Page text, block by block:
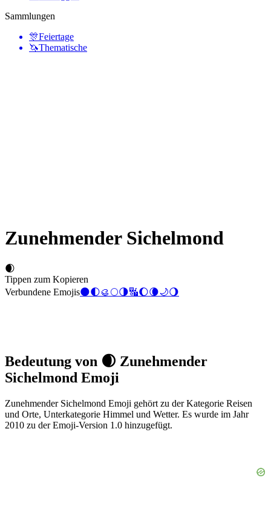
Sammlungen
🎊Feiertage
🦄Thematische
Zunehmender Sichelmond
🌒
Tippen zum Kopieren
Verbundene Emojis🌑🌓🥮 🌕🌗🔣🌔🌘🌙🌖
Bedeutung von 🌒 Zunehmender
Sichelmond Emoji
Zunehmender Sichelmond Emoji gehört zu der Kategorie Reisen
und Orte, Unterkategorie Himmel und Wetter. Es wurde im Jahr
2010 zu der Emoji-Version 1.0 hinzugefügt.